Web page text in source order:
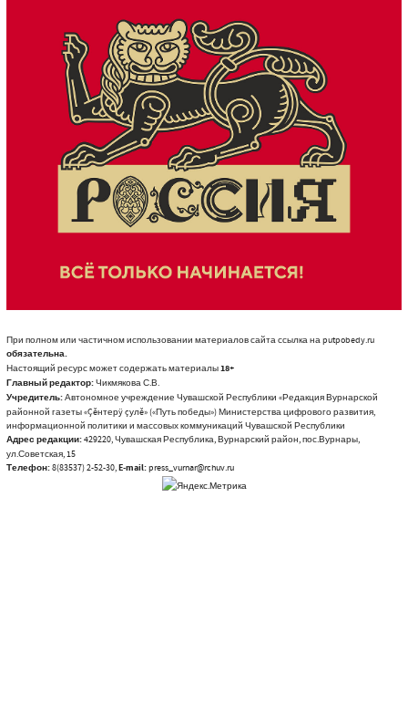
При полном или частичном использовании материалов сайта ссылка на putpobedy.ru
обязательна.
Настоящий ресурс может содержать материалы18+
Главный редактор:Чикмякова С.В.
Учредитель:Автономное учреждение Чувашской Республики «Редакция Вурнарской
районной газеты «Çĕнтерÿ çулĕ» («Путь победы») Министерства цифрового развития,
информационной политики и массовых коммуникаций Чувашской Республики
Адрес редакции:429220, Чувашская Республика, Вурнарский район, пос.Вурнары,
ул.Советская, 15
Телефон:8(83537) 2-52-30,E-mail:press_vurnar@rchuv.ru